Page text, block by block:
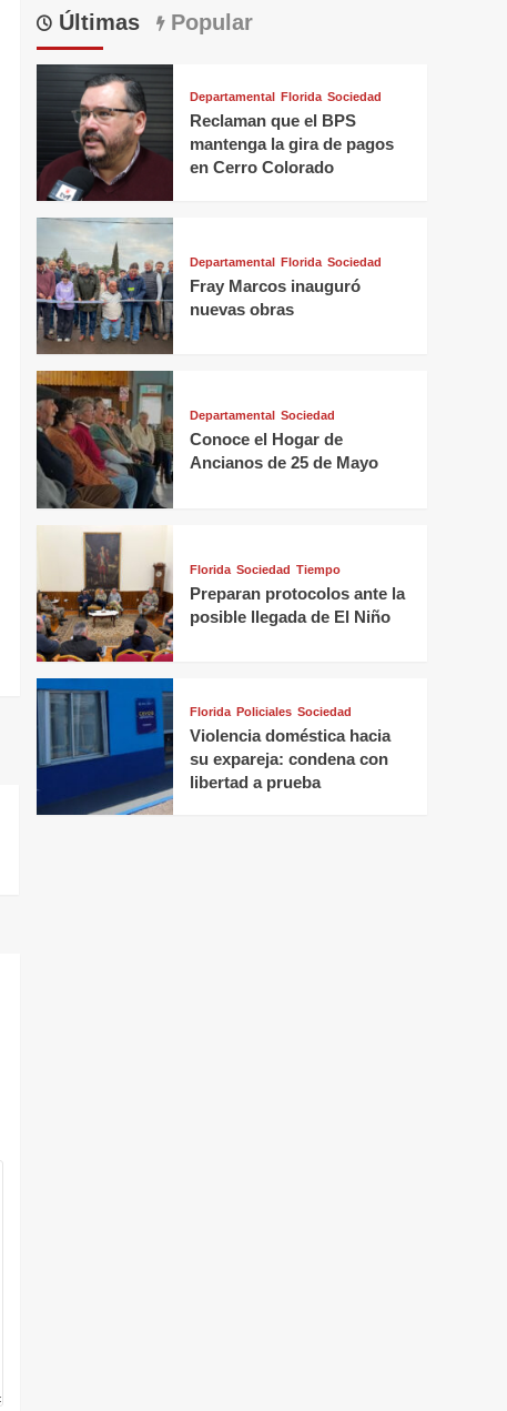
Últimas Popular
Departamental Florida Sociedad
Reclaman que el BPS
mantenga la gira de pagos
en Cerro Colorado
Departamental Florida Sociedad
Fray Marcos inauguró
nuevas obras
Departamental Sociedad
Conoce el Hogar de
Ancianos de 25 de Mayo
Florida Sociedad Tiempo
Preparan protocolos ante la
posible llegada de El Niño
Florida Policiales Sociedad
Violencia doméstica hacia
su expareja: condena con
libertad a prueba